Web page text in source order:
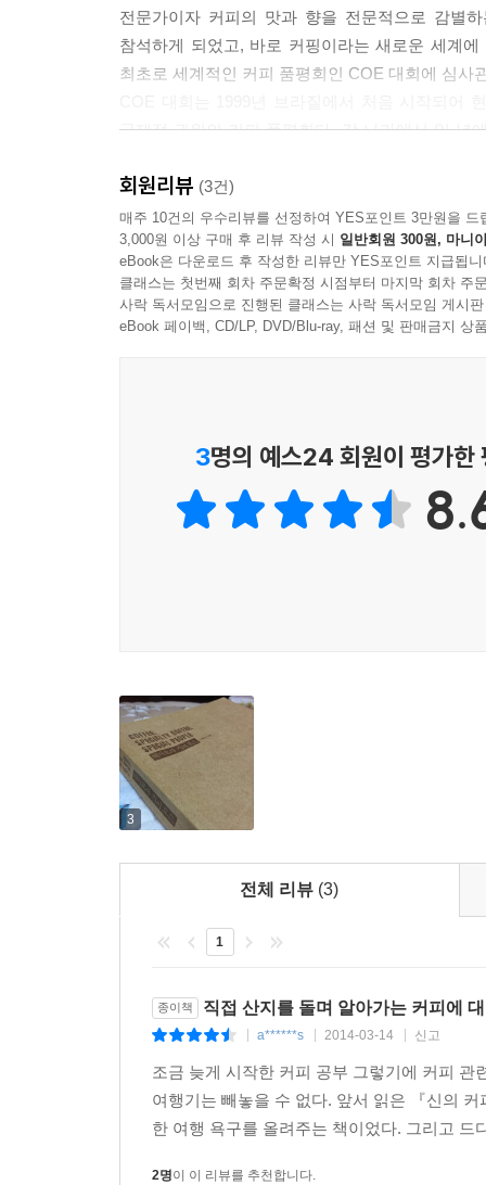
전문가이자 커피의 맛과 향을 전문적으로 감별
참석하게 되었고, 바로 커핑이라는 새로운 세계
최초로 세계적인 커피 품평회인 COE 대회에 심사
국제적 권위의 커피 품평회다. 각 나라에서 일 년
함께 최고급 커피인 스페셜티 등급으로 인정받는다.
저자는 2009년 니카라과 COE 대회를 시작으로 3
커피를 구하기 위해 한 해의 반 이상을 세계 각지
산지 전문가로 인정받는 저자가 지난 3년간 세
이야기가 담겨 있다. 커피의 고향이라 불리는 에
산지 인도네시아까지… 저자는 일 년에 수차례 세
국내 최고의 선지 전문가 들려주는 커피를 둘러싼
어떤 석유 시굴업자가 “신은 석유만은 정말 끔
저자는 책에서 3년간 본인이 직접 경험하고 확인
예를 들면, 인도네시아 만델링은 묵직한 흙내
인도네시아를 찾은 저자는 흙바닥에 비닐 한 장
느껴지는 바디감(입 안을 가득 채우는 진한 느낌)
커피의 최고 등급인 수프레모 다음은 엑셀소로 알
저자는 하라 골든빈을 발견했다는 친구의 편지
동하라에서 직접 골든빈 커피나무를 확인하고 골
현장에 가보지 않으면 절대 알 수 없는 값진 지식
이렇게 놀라운 커피, 어디에서 왔을까?
지난 몇 년간 한국의 커피 문화는 빠르게 발전해
로스팅을 하는 것은 기본이고, 보르도 와인 찾
많다. 또 값싸고 맛없는 커피를 먹느니 돈을 더
증가하고 있다.
생산량의 8~10% 정도를 차지하는데 양이 적어
회원리뷰 (3건)
매주 10건의 우수리뷰를 선정하여 YES포인트 3만원을 드
3,000원 이상 구매 후 리뷰 작성 시 일반회원 300원, 마니
eBook은 다운로드 후 작성한 리뷰만 YES포인트 지급됩니
클래스는 첫번째 회차 주문확정 시점부터 마지막 회차 주
사락 독서모임으로 진행된 클래스는 사락 독서모임 게시
eBook 페이백, CD/LP, DVD/Blu-ray, 패션 및 판매금지 상
3명의 예스24 회원이 평가한
3
전체 리뷰 (3)
1
종이책 직접 산지를 돌며 알아가는 커피에
a******s 2014-03-14 신고
조금 늦게 시작한 커피 공부 그렇기에 커피
여행기는 빼놓을 수 없다. 앞서 읽은 『신의
한 여행 욕구를 올려주는 책이었다. 그리고
2명이 이 리뷰를 추천합니다.